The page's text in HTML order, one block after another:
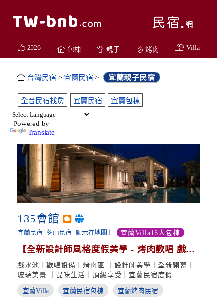
2026 包棟 親子 烤肉 Villa
台灣民宿 > 宜蘭民宿 > 宜蘭親子民宿
全台民宿找房 宜蘭民宿 宜蘭包棟
Powered by
Translate
135會館
宜蘭民宿 冬山民宿 顯示在地圖上 宜蘭Villa16人包棟
【全新設計師風格度假美學 - 烤肉歡唱 戲水
派對享樂】
戲水池｜歡唱設備｜烤肉區 ｜設計師美學｜全新開幕｜
玻璃美景 ｜品味生活｜頂級享受｜宜蘭民宿度假
宜蘭Villa 宜蘭民宿包棟 宜蘭烤肉民宿